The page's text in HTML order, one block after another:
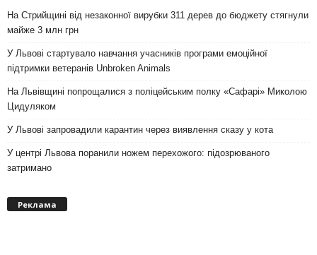
На Стрийщині від незаконної вирубки 311 дерев до бюджету стягнули
майже 3 млн грн
У Львові стартувало навчання учасників програми емоційної
підтримки ветеранів Unbroken Animals
На Львівщині попрощалися з поліцейським полку «Сафарі» Миколою
Цидуляком
У Львові запровадили карантин через виявлення сказу у кота
У центрі Львова поранили ножем перехожого: підозрюваного
затримано
Реклама